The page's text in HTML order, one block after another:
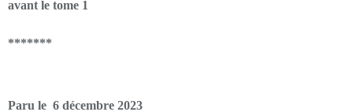
avant le tome 1
*******
Paru le 6 décembre 2023